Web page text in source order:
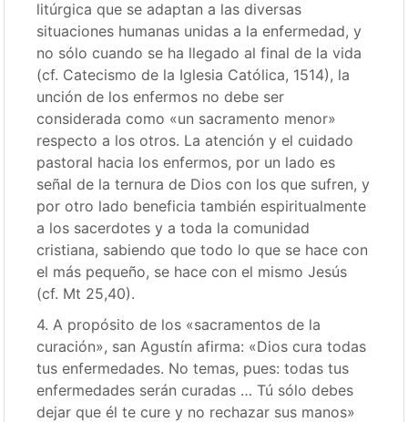
litúrgica que se adaptan a las diversas
situaciones humanas unidas a la enfermedad, y
no sólo cuando se ha llegado al final de la vida
(cf. Catecismo de la Iglesia Católica, 1514), la
unción de los enfermos no debe ser
considerada como «un sacramento menor»
respecto a los otros. La atención y el cuidado
pastoral hacia los enfermos, por un lado es
señal de la ternura de Dios con los que sufren, y
por otro lado beneficia también espiritualmente
a los sacerdotes y a toda la comunidad
cristiana, sabiendo que todo lo que se hace con
el más pequeño, se hace con el mismo Jesús
(cf. Mt 25,40).
4. A propósito de los «sacramentos de la
curación», san Agustín afirma: «Dios cura todas
tus enfermedades. No temas, pues: todas tus
enfermedades serán curadas … Tú sólo debes
dejar que él te cure y no rechazar sus manos»